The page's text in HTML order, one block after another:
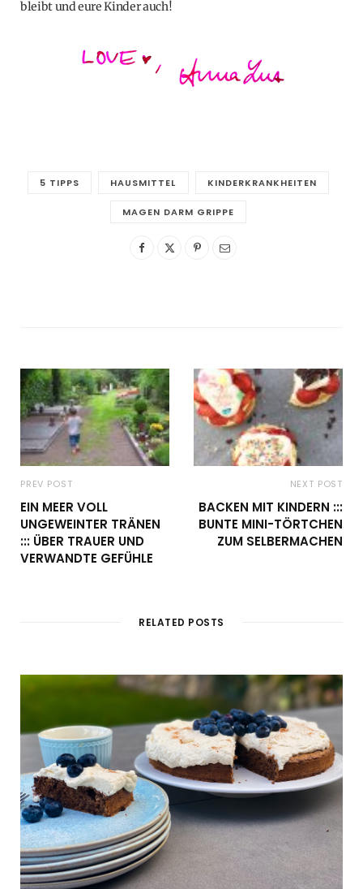
bleibt und eure Kinder auch!
5 TIPPS HAUSMITTEL KINDERKRANKHEITEN
MAGEN DARM GRIPPE
PREV POST
EIN MEER VOLL
UNGEWEINTER TRÄNEN
::: ÜBER TRAUER UND
VERWANDTE GEFÜHLE
NEXT POST
BACKEN MIT KINDERN :::
BUNTE MINI-TÖRTCHEN
ZUM SELBERMACHEN
RELATED POSTS